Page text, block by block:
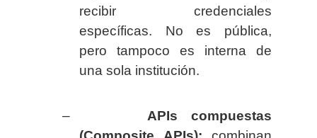
recibir credenciales
específicas. No es pública,
pero tampoco es interna de
una sola institución.
–
APIs compuestas